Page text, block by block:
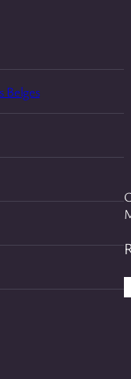
Belges